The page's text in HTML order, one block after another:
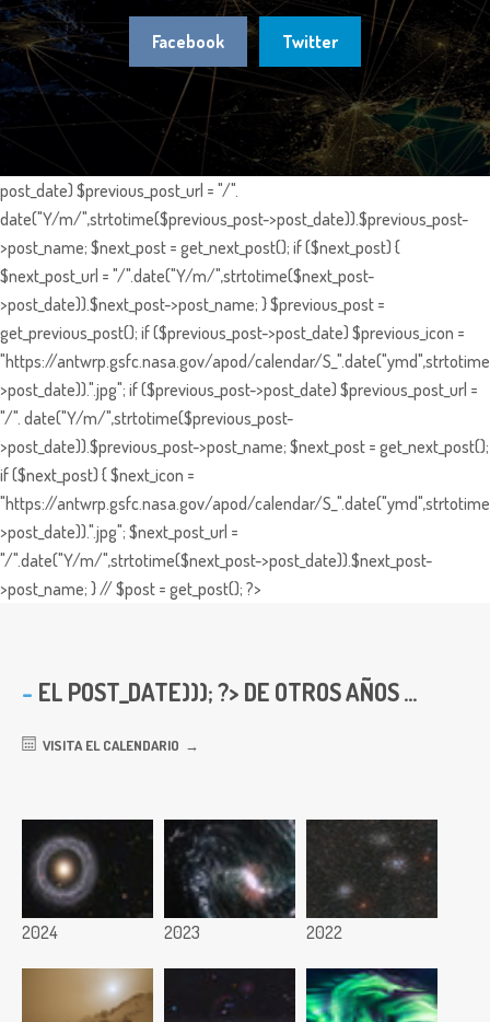
Facebook Twitter
post_date) $previous_post_url = "/".
date("Y/m/",strtotime($previous_post->post_date)).$previous_post-
>post_name; $next_post = get_next_post(); if ($next_post) {
$next_post_url = "/".date("Y/m/",strtotime($next_post-
>post_date)).$next_post->post_name; } $previous_post =
get_previous_post(); if ($previous_post->post_date) $previous_icon =
"https://antwrp.gsfc.nasa.gov/apod/calendar/
>post_date)).".jpg"; if ($previous_post->post_date) $previous_post_url =
"/". date("Y/m/",strtotime($previous_post-
>post_date)).$previous_post->post_name; $next_post = get_next_post();
if ($next_post) { $next_icon =
"https://antwrp.gsfc.nasa.gov/apod/calendar/
>post_date)).".jpg"; $next_post_url =
"/".date("Y/m/",strtotime($next_post->post_date)).$next_post-
>post_name; } // $post = get_post(); ?>
EL POST_DATE))); ?> DE OTROS AÑOS ...
VISITA EL CALENDARIO
2024 2023 2022